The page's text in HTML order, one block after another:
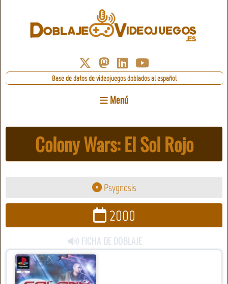
Base de datos de videojuegos doblados al español
Menú
Colony Wars: El Sol Rojo
Psygnosis
2000
FICHA DE DOBLAJE